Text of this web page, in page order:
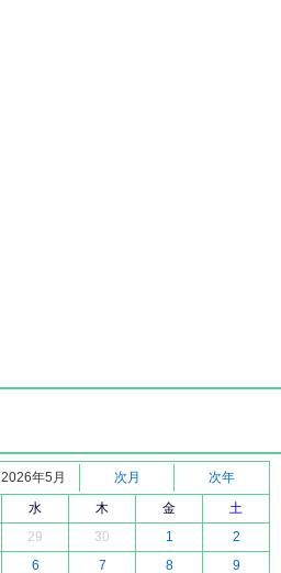
2026年5月 次月
次年
水 木 金
土
29 30 1
2
6 7 8 9